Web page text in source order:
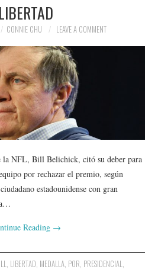
LIBERTAD
CONNIE CHU LEAVE A COMMENT
la NFL, Bill Belichick, citó su deber para
por rechazar el premio, según
estadounidense con gran
Reading →
, LIBERTAD, MEDALLA, POR, PRESIDENCIAL,